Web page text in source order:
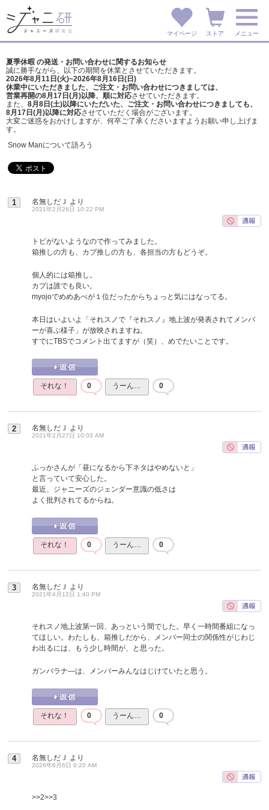
マイページ ストア メニュー
夏季休暇 の発送・お問い合わせに関するお知らせ
誠に勝手ながら、以下の期間を休業とさせていただきます。
2026年8月11日(火)~2026年8月16日(日)
休業中にいただきました、ご注文・お問い合わせにつきましては、
営業再開の8月17日(月)以降、順に対応させていただきます。
また、 8月8日(土)以降にいただいた、ご注文・ お問い合わせにつきましても、
8月17日(月)以降に対応させていただく場合がございます。
大変ご迷惑をおかけしますが、 何卒ご了承くださいますようお願い申し上げま
す。
Snow Manについて語ろう
1 名無しだＪ より
2021年2月26日 10:22 PM
トピがないようなので作ってみました。
箱推しの方も、カプ推しの方も、各担当の方もどうぞ。
個人的には箱推し。
カプは誰でも良い。
myojoでめめあべが１位だったからちょっと気にはなってる。
本日はいよいよ「それスノで『それスノ』地上波が発表されてメンバ
ーが喜ぶ様子」が放映されますね。
すでにTBSでコメント出てますが（笑）、めでたいことです。
それな！ 0 うーん… 0
2 名無しだＪ より
2021年2月27日 10:03 AM
ふっかさんが「昼になるから下ネタはやめないと」
と言っていて安心した。
最近、ジャニーズのジェンダー意識の低さは
よく批判されてるからね。
それな！ 0 うーん… 0
3 名無しだＪ より
2021年4月12日 1:40 PM
それスノ地上波第一回、あっという間でした。早く一時間番組になっ
てほしい。わたしも、箱推しだから、メンバー同士の関係性がじわじ
わ出るには、もう少し時間が、と思った。
ガンバラナ―は、メンバーみんなはじけていたと思う。
それな！ 0 うーん… 0
4 名無しだＪ より
2026年6月6日 6:20 AM
>>2>>3